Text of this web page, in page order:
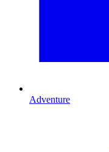
Adventure